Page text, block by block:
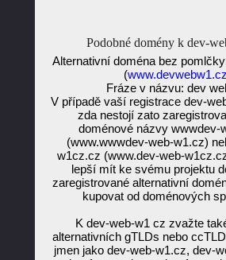
Podobné domény k dev-
Alternativní doména bez
(www.devwebw1.cz
Fráze v názvu: dev
V případě vaší registrace dev-
zda nestojí zato
doménové názvy wwwdev-
(www.wwwdev-web-w1.cz)
w1cz.cz (www.dev-web-
lepší mít ke svému projektu
zaregistrované alternativní
kupovat od doménových
K dev-web-w1 cz zvažte
alternativních gTLDs nebo
jmen jako dev-web-w1.cz, dev-